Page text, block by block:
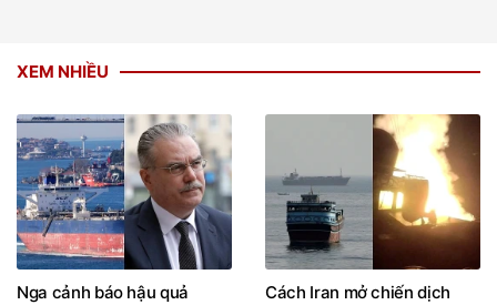
XEM NHIỀU
Nga cảnh báo hậu quả
Cách Iran mở chiến dịch